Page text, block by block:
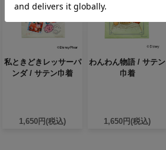
私ときどきレッサーパ
ンダ / サテン巾着
1,650円(税込)
わんわん物語 / サテン
巾着
1,650円(税込)